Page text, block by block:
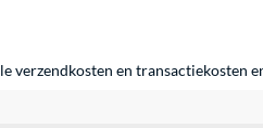
verzendkosten en transactiekosten